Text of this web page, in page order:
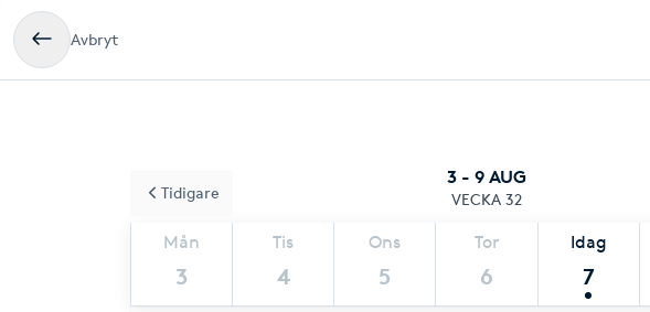
Avbryt
3 - 9 AUG
VECKA 32
Mån
3
Tis
4
Ons
5
Tor
6
Idag
7
Tidigare